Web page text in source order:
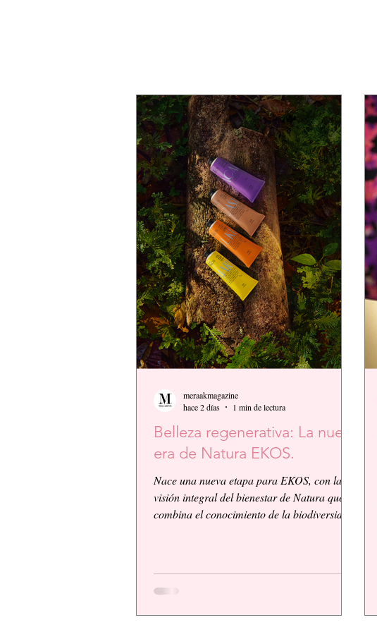
Belleza regenerativa: La nueva
era de Natura EKOS.
Nace una nueva etapa para EKOS, con la
visión integral del bienestar de Natura que
combina el conocimiento de la biodiversidad
una experiencia sensorial de calidad,
respondiendo a las exigencias de un
meraakmagazine
hace 2 días
1 min de lectura